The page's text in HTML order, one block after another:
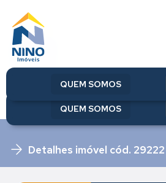
QUEM SOMOS
QUEM SOMOS
Detalhes imóvel cód. 29222